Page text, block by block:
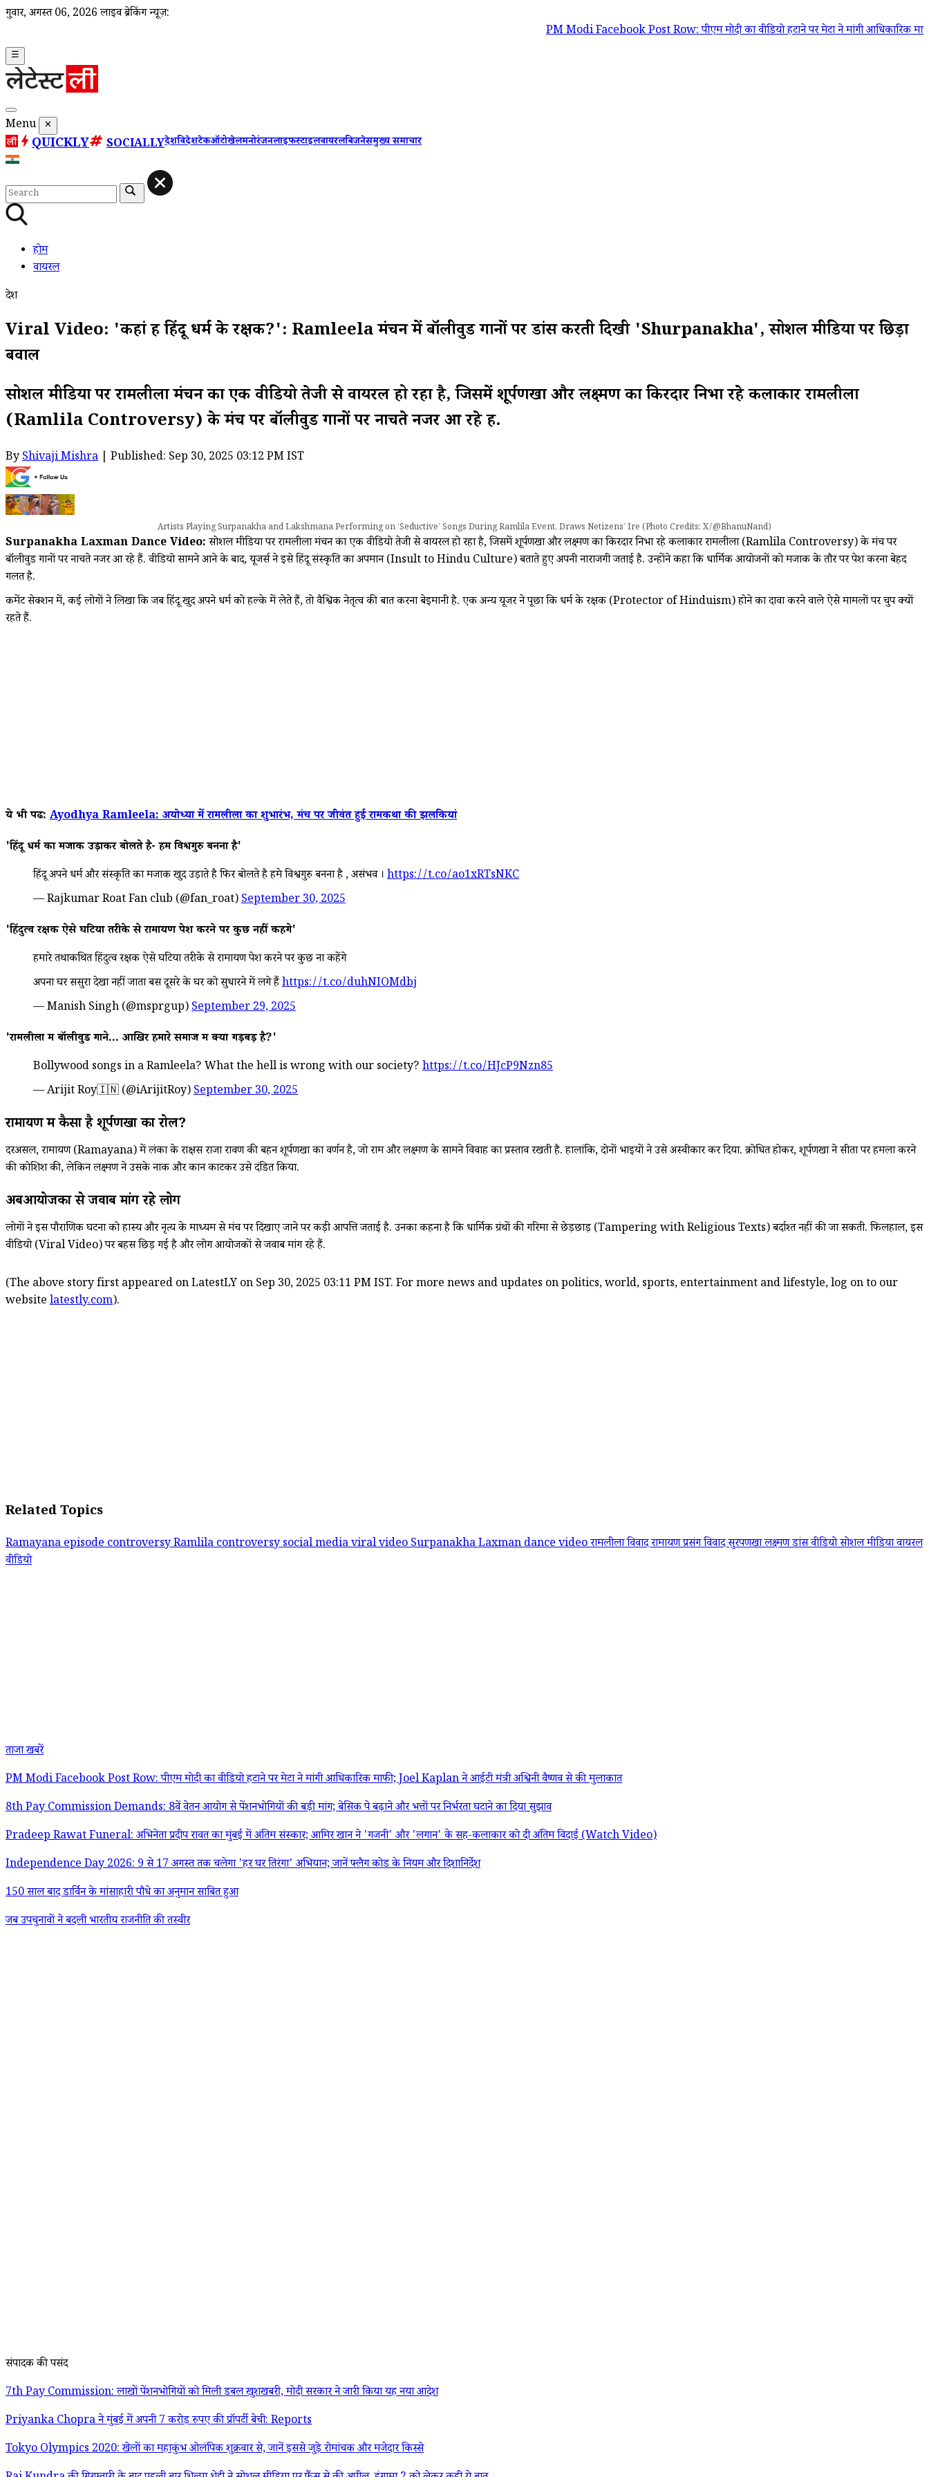
गुरूवार, अगस्त 06, 2026 लाइव ब्रेकिंग न्यूज़:
PM Modi Facebook Post Row: पीएम मोदी का वीडियो हटाने पर मेटा ने मांगी आधिकारिक माफी;
☰
Menu ✕
QUICKLY SOCIALLYदेशविदेशटेकऑटोखेलमनोरंजनलाइफस्टाइलवायरलबिजनेसमुख्य समाचार
होम
वायरल
देश
Viral Video: 'कहां हैं हिंदू धर्म के रक्षक?': Ramleela मंचन में बॉलीवुड गानों पर डांस करती दिखी 'Shurpanakha', सोशल मीडिया पर छिड़ा
बवाल
सोशल मीडिया पर रामलीला मंचन का एक वीडियो तेजी से वायरल हो रहा है, जिसमें शूर्पणखा और लक्ष्मण का किरदार निभा रहे कलाकार रामलीला
(Ramlila Controversy) के मंच पर बॉलीवुड गानों पर नाचते नजर आ रहे हैं.
ByShivaji Mishra | Published: Sep 30, 2025 03:12 PM IST
Artists Playing Surpanakha and Lakshmana Performing on ‘Seductive’ Songs During Ramlila Event, Draws Netizens’ Ire (Photo Credits: X/@BhanuNand)
Surpanakha Laxman Dance Video:सोशल मीडिया पर रामलीला मंचन का एक वीडियो तेजी से वायरल हो रहा है, जिसमें शूर्पणखा और लक्ष्मण का किरदार निभा रहे कलाकार रामलीला (Ramlila Controversy) के मंच पर
बॉलीवुड गानों पर नाचते नजर आ रहे हैं. वीडियो सामने आने के बाद, यूजर्स ने इसे हिंदू संस्कृति का अपमान (Insult to Hindu Culture) बताते हुए अपनी नाराजगी जताई है. उन्होंने कहा कि धार्मिक आयोजनों को मजाक के तौर पर पेश करना बेहद
गलत है.
कमेंट सेक्शन में, कई लोगों ने लिखा कि जब हिंदू खुद अपने धर्म को हल्के में लेते हैं, तो वैश्विक नेतृत्व की बात करना बेइमानी है. एक अन्य यूजर ने पूछा कि धर्म के रक्षक (Protector of Hinduism) होने का दावा करने वाले ऐसे मामलों पर चुप क्यों
रहते हैं.
ये भी पढें: Ayodhya Ramleela: अयोध्या में रामलीला का शुभारंभ, मंच पर जीवंत हुईं रामकथा की झलकियां
'हिंदू धर्म का मजाक उड़ाकर बोलते है- हमें विश्वगुरु बनना है'
हिंदू अपने धर्म और संस्कृति का मजाक खुद उड़ाते है फिर बोलते है हमे विश्वगुरु बनना है , असंभव । https://t.co/ao1xRTsNKC
— Rajkumar Roat Fan club (@fan_roat)September 30, 2025
'हिंदुत्व रक्षक ऐसे घटिया तरीके से रामायण पेश करने पर कुछ नहीं कहेंगे'
हमारे तथाकथित हिंदुत्व रक्षक ऐसे घटिया तरीके से रामायण पेश करने पर कुछ ना कहेंगे
अपना घर ससुरा देखा नहीं जाता बस दूसरे के घर को सुधारने में लगे हैंhttps://t.co/duhNIOMdbj
— Manish Singh (@msprgup)September 29, 2025
'रामलीला में बॉलीवुड गाने... आखिर हमारे समाज में क्या गड़बड़ है?'
Bollywood songs in a Ramleela? What the hell is wrong with our society? https://t.co/HJcP9Nzn85
— Arijit Roy🇮🇳 (@iArijitRoy)September 30, 2025
रामायण में कैसा है शूर्पणखा का रोल?
दरअसल, रामायण (Ramayana) में लंका के राक्षस राजा रावण की बहन शूर्पणखा का वर्णन है, जो राम और लक्ष्मण के सामने विवाह का प्रस्ताव रखती है. हालांकि, दोनों भाइयों ने उसे अस्वीकार कर दिया. क्रोधित होकर, शूर्पणखा ने सीता पर हमला करने
की कोशिश की, लेकिन लक्ष्मण ने उसके नाक और कान काटकर उसे दंडित किया.
अबआयोजकों से जवाब मांग रहे लोग
लोगों ने इस पौराणिक घटना को हास्य और नृत्य के माध्यम से मंच पर दिखाए जाने पर कड़ी आपत्ति जताई है. उनका कहना है कि धार्मिक ग्रंथों की गरिमा से छेड़छाड़ (Tampering with Religious Texts) बर्दाश्त नहीं की जा सकती. फिलहाल, इस
वीडियो (Viral Video) पर बहस छिड़ गई है और लोग आयोजकों से जवाब मांग रहे हैं.
(The above story first appeared on LatestLY on Sep 30, 2025 03:11 PM IST. For more news and updates on politics, world, sports, entertainment and lifestyle, log on to our
website latestly.com).
Related Topics
Ramayana episode controversyRamlila controversysocial media viral videoSurpanakha Laxman dance videoरामलीला विवादरामायण प्रसंग विवादसुरपणखा लक्ष्मण डांस वीडियोसोशल मीडिया वायरल
वीडियो
ताजा खबरें
PM Modi Facebook Post Row: पीएम मोदी का वीडियो हटाने पर मेटा ने मांगी आधिकारिक माफी; Joel Kaplan ने आईटी मंत्री अश्विनी वैष्णव से की मुलाकात
8th Pay Commission Demands: 8वें वेतन आयोग से पेंशनभोगियों की बड़ी मांग; बेसिक पे बढ़ाने और भत्तों पर निर्भरता घटाने का दिया सुझाव
Pradeep Rawat Funeral: अभिनेता प्रदीप रावत का मुंबई में अंतिम संस्कार; आमिर खान ने 'गजनी' और 'लगान' के सह-कलाकार को दी अंतिम विदाई (Watch Video)
Independence Day 2026: 9 से 17 अगस्त तक चलेगा 'हर घर तिरंगा' अभियान; जानें फ्लैग कोड के नियम और दिशानिर्देश
150 साल बाद डार्विन के मांसाहारी पौधे का अनुमान साबित हुआ
जब उपचुनावों ने बदली भारतीय राजनीति की तस्वीर
संपादक की पसंद
7th Pay Commission: लाखों पेंशनभोगियों को मिली डबल खुशखबरी, मोदी सरकार ने जारी किया यह नया आदेश
Priyanka Chopra ने मुंबई में अपनी 7 करोड़ रुपए की प्रॉपर्टी बेची: Reports
Tokyo Olympics 2020: खेलों का महाकुंभ ओलंपिक शुक्रवार से, जानें इससे जुड़े रोमांचक और मजेदार किस्से